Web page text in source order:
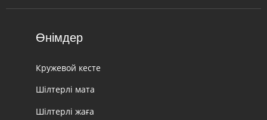
Өнімдер
Кружевой кесте
Шілтерлі мата
Шілтерлі жаға